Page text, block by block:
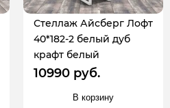
Стеллаж Айсберг Лофт
40*182-2 белый дуб
крафт белый
10990 руб.
В корзину